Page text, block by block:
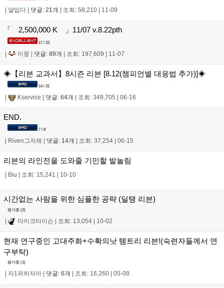
얄밉다 댓글: 21개 조회: 58,210 11-09
「 2,500,000 K 」11/07 v.8.22pth
17 / 23
| 미뭉 | 댓글: 89개 | 조회: 197,609 | 11-07
◈【리븐 교과서】8시즌 리븐 [8.12(챔피언별 대응법 추가)]◈
14 / 31
Kservice 댓글: 64개 조회: 349,705 06-16
END.
7 / 8
Riven그자체 댓글: 14개 조회: 37,254 06-15
리븐의 라인전을 도와줄 기민할 발놀림
Biu 조회: 15,241 10-10
시간없는 사람을 위한 심플한 공략 (딜탱 리븐)
평가중 (2)
| 마이크타이슨 | 조회: 13,054 | 10-02
현재 연구중인 고대주화+수확의낫 템트리 리븐!(숙련자들께서 연
구부탁)
평가중 (1)
자1위하자아 댓글: 6개 조회: 16,260 05-08